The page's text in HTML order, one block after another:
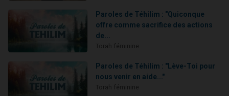
Paroles de Téhilim : "Quiconque
offre comme sacrifice des actions
de...
Paroles de Téhilim : "Lève-Toi pour
nous venir en aide..."